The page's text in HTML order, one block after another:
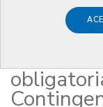
3 MARZO DE 2006
Nota de
del